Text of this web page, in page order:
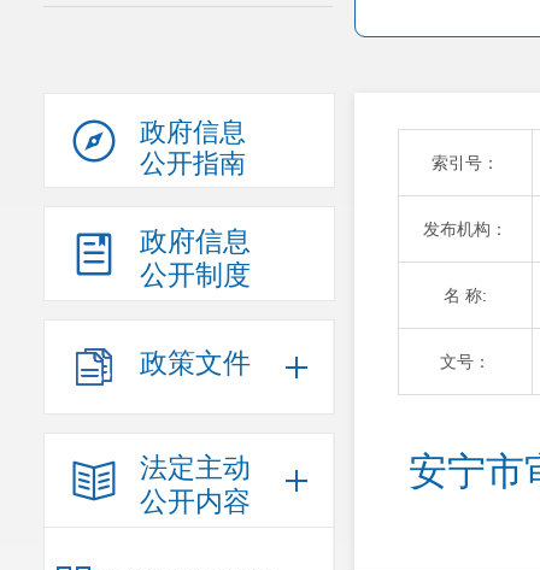
政府信息
公开指南
政府信息
公开制度
政策文件
法定主动
公开内容
索引号：
发布机构：
名 称:
文号：
安宁市